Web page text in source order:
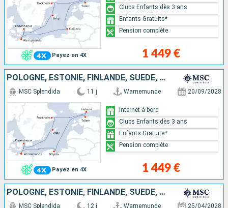
Payez en 4X 1 449 €
Clubs Enfants dès 3 ans
Enfants Gratuits*
Pension complète
POLOGNE, ESTONIE, FINLANDE, SUÈDE, DANEMARK, ALLEMAGNE
Payez en 4X
MSC Splendida 11 j Warnemunde 20/09/2028
1 449 €
Internet à bord
Clubs Enfants dès 3 ans
Enfants Gratuits*
Pension complète
POLOGNE, ESTONIE, FINLANDE, SUÈDE, DANEMARK, ALLEMAGNE
MSC Splendida 12 j Warnemunde 25/04/2028